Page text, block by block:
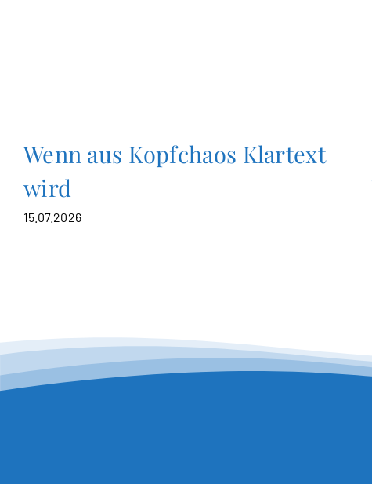
Wenn aus Kopfchaos Klartext
wird
15.07.2026